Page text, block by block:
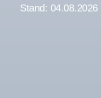
Stand: 04.08.2026